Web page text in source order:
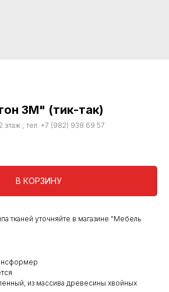
3М" (тик-так)
; тел: +7 (982) 938 69 57
В КОРЗИНУ
тканей уточняйте в магазине "Мебель
из массива древесины хвойных